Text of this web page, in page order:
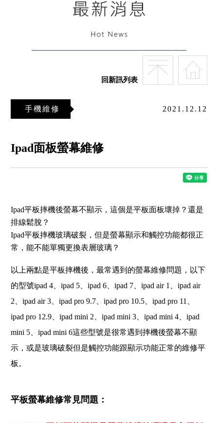
回新訊列表
手機維修 2021.12.12
Ipad面板螢幕維修
Ipad平板摔機後螢幕不顯示，這個是平板面板壞掉？還是
排線鬆脫？
Ipad平板摔機玻璃破裂，但是螢幕顯示和觸控功能都很正
常，能不能單獨更換表層玻璃？
以上兩點是平板摔機後，最常遇到的螢幕維修問題，以下
的型號ipad 4、ipad 5、ipad 6、ipad 7、ipad air 1、ipad air
2、ipad air 3、ipad pro 9.7、ipad pro 10.5、ipad pro 11、
ipad pro 12.9、ipad mini 2、ipad mini 3、ipad mini 4、ipad
mini 5、ipad mini 6這些型號是很常遇到摔機後螢幕不顯
示，或是玻璃破裂但是觸控功能跟顯示功能正常的維修平
板。
平板螢幕維修常見問題：